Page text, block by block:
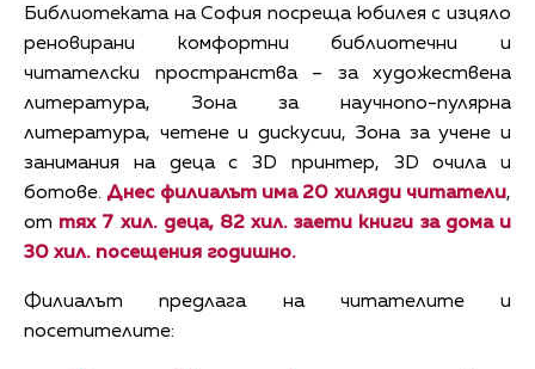
Библиотеката на София посреща юбилея с изцяло
реновирани комфортни библиотечни и
читателски пространства – за художествена
литература, Зона за научнопо-пулярна
литература, четене и дискусии, Зона за учене и
занимания на деца с 3D принтер, 3D очила и
ботове. Днес филиалът има 20 хиляди читатели,
от тях 7 хил. деца, 82 хил. заети книги за дома и
30 хил. посещения годишно.
Филиалът предлага на читателите и
посетителите: